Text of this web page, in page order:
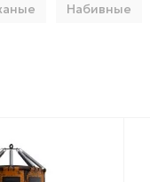
Набивные